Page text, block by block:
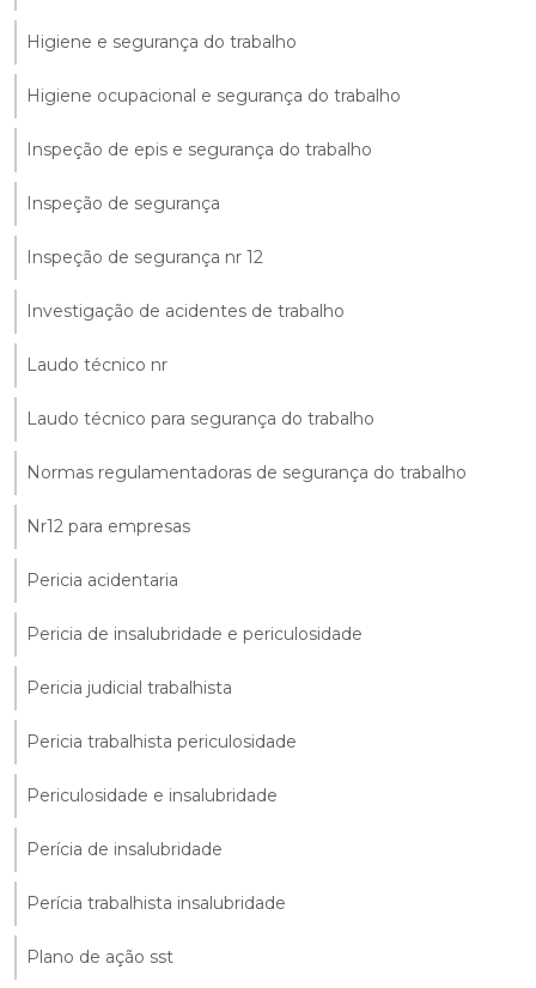
Higiene e segurança do trabalho
Higiene ocupacional e segurança do trabalho
Inspeção de epis e segurança do trabalho
Inspeção de segurança
Inspeção de segurança nr 12
Investigação de acidentes de trabalho
Laudo técnico nr
Laudo técnico para segurança do trabalho
Normas regulamentadoras de segurança do trabalho
Nr12 para empresas
Pericia acidentaria
Pericia de insalubridade e periculosidade
Pericia judicial trabalhista
Pericia trabalhista periculosidade
Periculosidade e insalubridade
Perícia de insalubridade
Perícia trabalhista insalubridade
Plano de ação sst